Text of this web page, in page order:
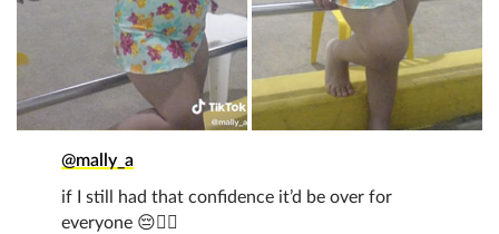
@mally_a
if I still had that confidence it’d be over for
everyone 😔🖐🏽